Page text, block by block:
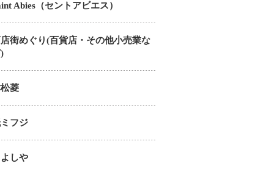
Abies（セントアビエス）
街めぐり(百貨店・その他小売業な
菱
フジ
しや